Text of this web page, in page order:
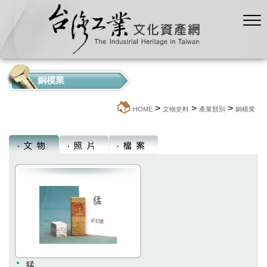
銅模業
HOME > 文物史料 > 產業類別 > 銅模業
猛